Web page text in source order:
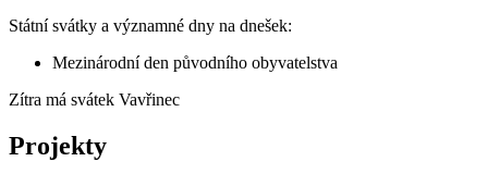
Státní svátky a významné dny na dnešek:
Mezinárodní den původního obyvatelstva
Zítra má svátek Vavřinec
Projekty